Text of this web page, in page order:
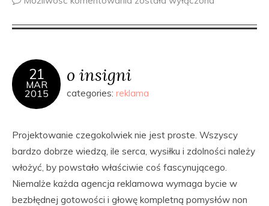
21
MAR
2015
o insigni
categories: reklama
Projektowanie czegokolwiek nie jest proste. Wszyscy
bardzo dobrze wiedzą, ile serca, wysiłku i zdolności należy
włożyć, by powstało właściwie coś fascynującego.
Niemalże każda agencja reklamowa wymaga bycie w
bezbłędnej gotowości i głowę kompletną pomysłów non